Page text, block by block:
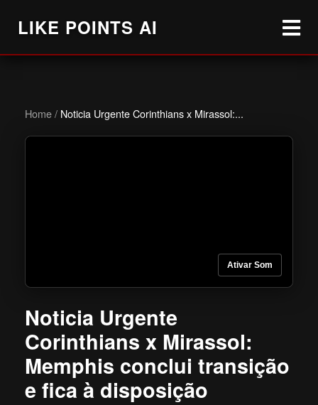
LIKE POINTS AI
Home/ Noticia Urgente Corinthians x Mirassol:...
Ativar Som
Noticia Urgente
Corinthians x Mirassol:
Memphis conclui transição
e fica à disposição